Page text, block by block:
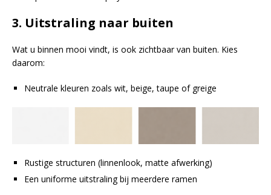
3. Uitstraling naar buiten
Wat u binnen mooi vindt, is ook zichtbaar van buiten. Kies
daarom:
Neutrale kleuren zoals wit, beige, taupe of greige
Rustige structuren (linnenlook, matte afwerking)
Een uniforme uitstraling bij meerdere ramen